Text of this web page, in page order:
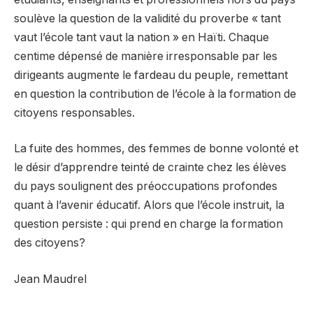
soulève la question de la validité du proverbe « tant
vaut l’école tant vaut la nation » en Haïti. Chaque
centime dépensé de manière irresponsable par les
dirigeants augmente le fardeau du peuple, remettant
en question la contribution de l’école à la formation de
citoyens responsables.
La fuite des hommes, des femmes de bonne volonté et
le désir d’apprendre teinté de crainte chez les élèves
du pays soulignent des préoccupations profondes
quant à l’avenir éducatif. Alors que l’école instruit, la
question persiste : qui prend en charge la formation
des citoyens?
Jean Maudrel